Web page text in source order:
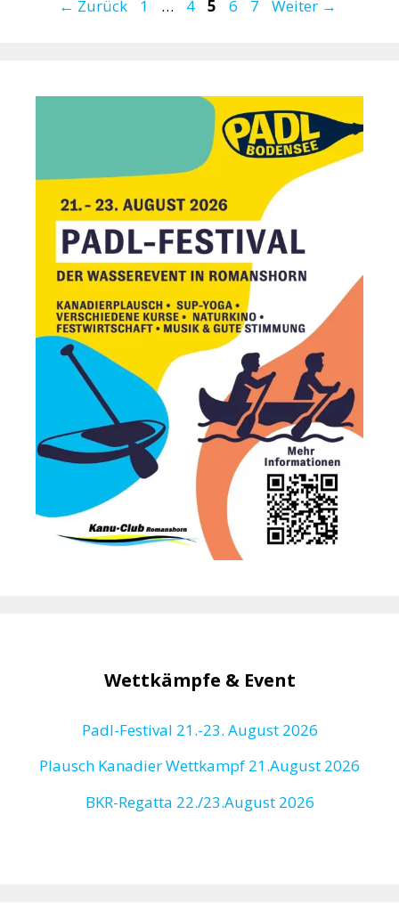
← Zurück Seite
1 … Seite
4 Seite
5 Seite
6 Seite
7 Weiter →
Wettkämpfe & Event
Padl-Festival 21.-23. August 2026
Plausch Kanadier Wettkampf 21.August 2026
BKR-Regatta 22./23.August 2026